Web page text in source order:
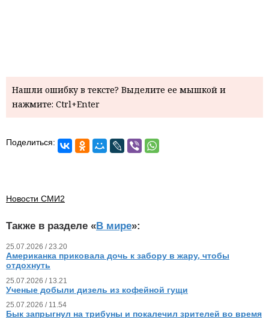
Нашли ошибку в тексте? Выделите ее мышкой и
нажмите: Ctrl+Enter
Поделиться:
Новости СМИ2
Также в разделе «В мире»:
25.07.2026 / 23.20
Американка приковала дочь к забору в жару, чтобы
отдохнуть
25.07.2026 / 13.21
Ученые добыли дизель из кофейной гущи
25.07.2026 / 11.54
Бык запрыгнул на трибуны и покалечил зрителей во время